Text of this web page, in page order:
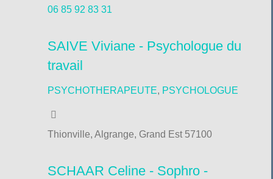
06 85 92 83 31
SAIVE Viviane - Psychologue du
travail
PSYCHOTHERAPEUTE, PSYCHOLOGUE
Thionville, Algrange, Grand Est 57100
SCHAAR Celine - Sophro -